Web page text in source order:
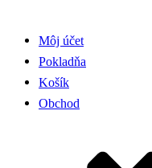
Môj účet
Pokladňa
Košík
Obchod